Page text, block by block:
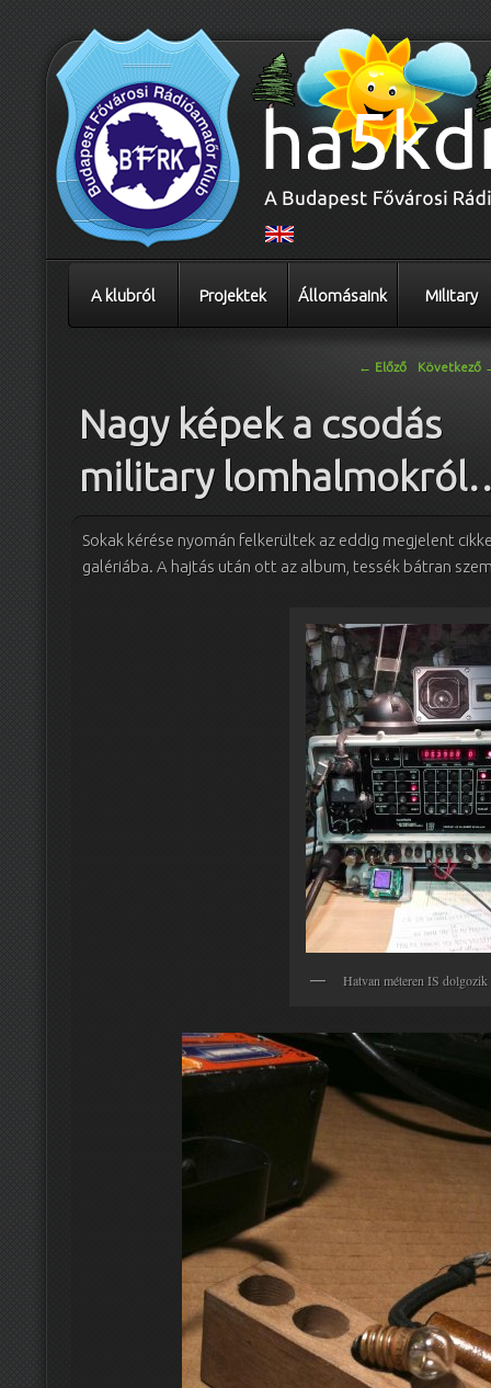
A klubról Projektek Állomásaink Military
← Előző Következő
Nagy képek a csodás
military
Sokak kérése nyomán felkerültek az eddig megjelent
galériába. A hajtás után ott az album, tessék bátran
Hatvan méteren IS dolgozik